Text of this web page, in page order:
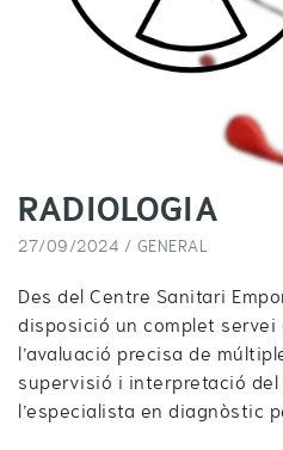
RADIOLOGIA
27/09/2024 / GENERAL
Des del Centre Sanitari
disposició un complet
l’avaluació precisa de
supervisió i interpretació
l’especialista en diagnòstic